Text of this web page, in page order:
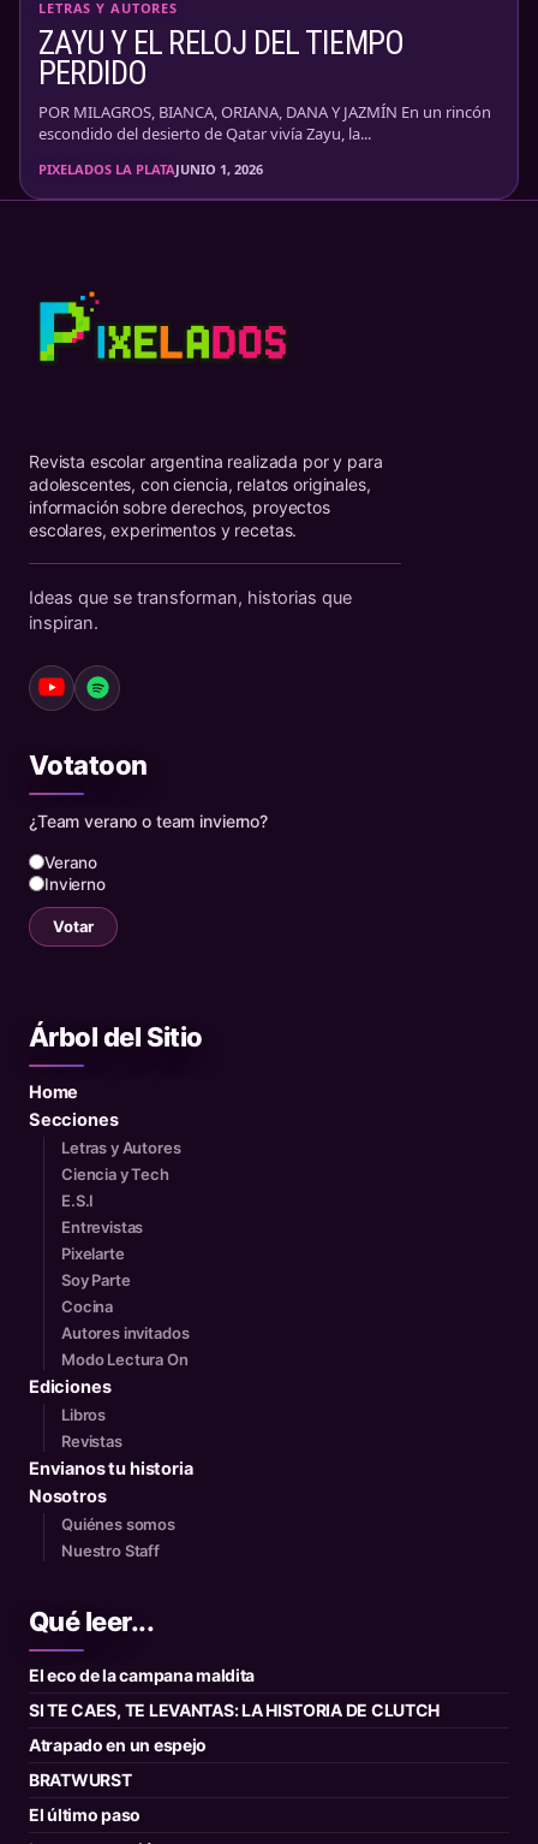
LETRAS Y AUTORES
ZAYU Y EL RELOJ DEL TIEMPO
PERDIDO
POR MILAGROS, BIANCA, ORIANA, DANA Y JAZMÍN En un rincón
escondido del desierto de Qatar vivía Zayu, la...
PIXELADOS LA PLATAJUNIO 1, 2026
Revista escolar argentina realizada por y para
adolescentes, con ciencia, relatos originales,
información sobre derechos, proyectos
escolares, experimentos y recetas.
Ideas que se transforman, historias que
inspiran.
Votatoon
¿Team verano o team invierno?
Verano
Invierno
Votar
Árbol del Sitio
Home
Secciones
Letras y Autores
Ciencia y Tech
E.S.I
Entrevistas
Pixelarte
Soy Parte
Cocina
Autores invitados
Modo Lectura On
Ediciones
Libros
Revistas
Envianos tu historia
Nosotros
Quiénes somos
Nuestro Staff
Qué leer...
El eco de la campana maldita
SI TE CAES, TE LEVANTAS: LA HISTORIA DE CLUTCH
Atrapado en un espejo
BRATWURST
El último paso